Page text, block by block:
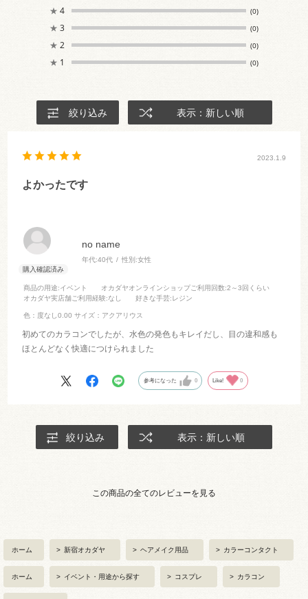
★ 4 (0)
★ 3 (0)
★ 2 (0)
★ 1 (0)
絞り込み 表示：新しい順
no name
年代:40代 性別:女性
商品の用途:イベント オカダヤオンラインショップご利用回数:2～3回くらい
オカダヤ実店舗ご利用経験:なし 好きな手芸:レジン
色：度なし0.00 サイズ：アクアリウス
2023.1.9
よかったです
初めてのカラコンでしたが、水色の発色もキレイだし、目の違和感も
ほとんどなく快適につけられました
参考になった 0 Like! 0
絞り込み 表示：新しい順
この商品の全てのレビューを見る
ホーム > 新宿オカダヤ > ヘアメイク用品 > カラーコンタクト
ホーム > イベント・用途から探す > コスプレ > カラコン